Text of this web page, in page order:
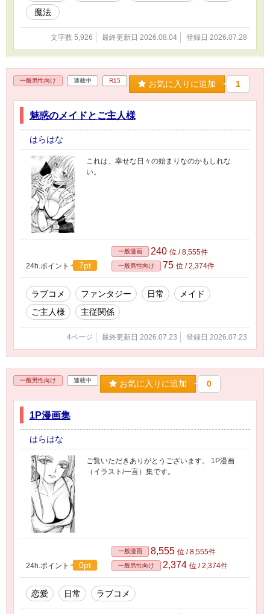
魔法
文字数 5,926 最終更新日 2026.08.04 登録日 2026.07.28
一般男性向け 連載中 R15 お気に入りに追加 1
魅惑のメイドとご主人様
はらはな
これは、幸せな日々の始まりなのかもしれな
い。
24h.ポイント 7pt
一般漫画 240 位 / 8,555件
一般男性向け 75 位 / 2,374件
ラブコメ ファンタジー 日常
メイド
ご主人様
主従関係
4ページ 最終更新日 2026.07.23 登録日 2026.07.23
一般男性向け 連載中 お気に入りに追加 0
1P漫画集
はらはな
ご覧いただきありがとうございます。 1P漫画
（イラスト/一言）集です。
24h.ポイント 0pt
一般漫画 8,555 位 / 8,555件
一般男性向け 2,374 位 / 2,374件
恋愛 日常 ラブコメ